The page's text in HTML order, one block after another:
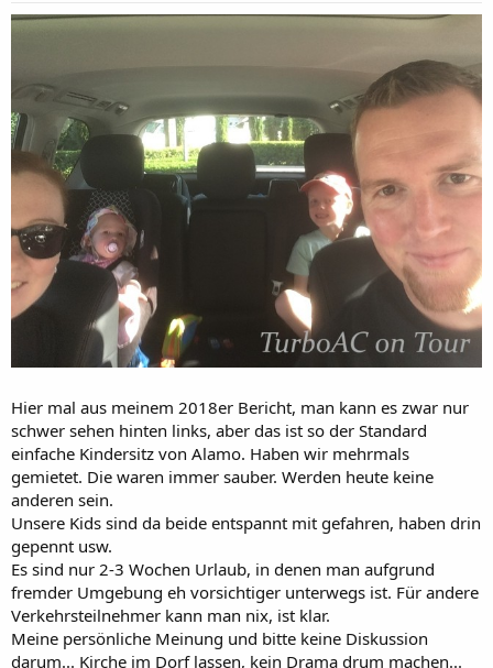
:
Hier mal aus meinem 2018er Bericht, man kann es zwar nur
schwer sehen hinten links, aber das ist so der Standard
einfache Kindersitz von Alamo. Haben wir mehrmals
gemietet. Die waren immer sauber. Werden heute keine
anderen sein.
Unsere Kids sind da beide entspannt mit gefahren, haben drin
gepennt usw.
Es sind nur 2-3 Wochen Urlaub, in denen man aufgrund
fremder Umgebung eh vorsichtiger unterwegs ist. Für andere
Verkehrsteilnehmer kann man nix, ist klar.
Meine persönliche Meinung und bitte keine Diskussion
darum... Kirche im Dorf lassen, kein Drama drum machen...